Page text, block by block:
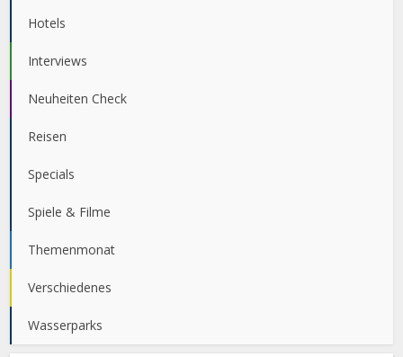
Hotels
Interviews
Neuheiten Check
Reisen
Specials
Spiele & Filme
Themenmonat
Verschiedenes
Wasserparks